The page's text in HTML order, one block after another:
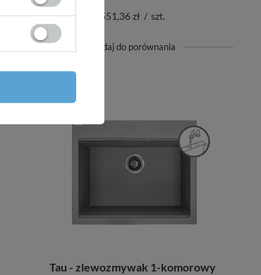
551,36 zł / szt.
+ Dodaj do porównania
Tau - zlewozmywak 1-komorowy